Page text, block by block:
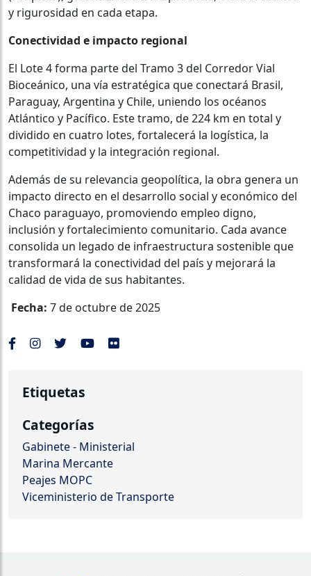
y rigurosidad en cada etapa.
Conectividad e impacto regional
El Lote 4 forma parte del Tramo 3 del Corredor Vial
Bioceánico, una vía estratégica que conectará Brasil,
Paraguay, Argentina y Chile, uniendo los océanos
Atlántico y Pacífico. Este tramo, de 224 km en total y
dividido en cuatro lotes, fortalecerá la logística, la
competitividad y la integración regional.
Además de su relevancia geopolítica, la obra genera un
impacto directo en el desarrollo social y económico del
Chaco paraguayo, promoviendo empleo digno,
inclusión y fortalecimiento comunitario. Cada avance
consolida un legado de infraestructura sostenible que
transformará la conectividad del país y mejorará la
calidad de vida de sus habitantes.
Fecha: 7 de octubre de 2025
Etiquetas
Categorías
Gabinete - Ministerial
Marina Mercante
Peajes MOPC
Viceministerio de Transporte